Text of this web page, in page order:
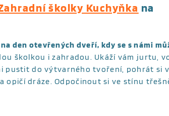
školky Kuchyňka na
den otevřených dveří, kdy se s námi
školkou i zahradou. Ukáží vám jurtu,
pustit do výtvarného tvoření, pohrát si v
opičí dráze. Odpočinout si ve stínu